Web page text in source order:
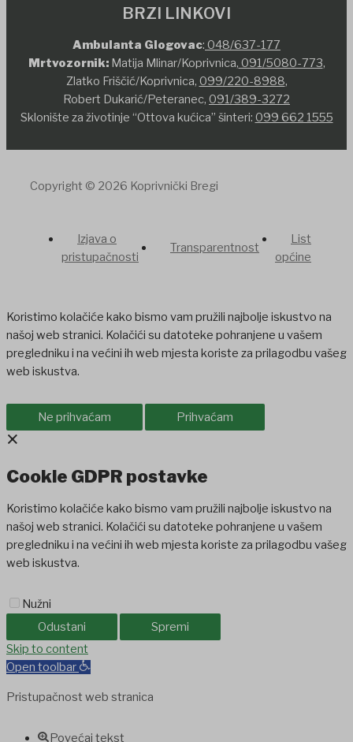
BRZI LINKOVI
Ambulanta Glogovac: 048/637-177
Mrtvozornik:Matija Mlinar/Koprivnica, 091/5080-773,
Zlatko Friščić/Koprivnica, 099/220-8988,
Robert Dukarić/Peteranec, 091/389-3272
Sklonište za životinje “Ottova kućica” šinteri: 099 662 1555
Copyright © 2026 Koprivnički Bregi
Izjava o
pristupačnosti
Transparentnost
List
općine
Koristimo kolačiće kako bismo vam pružili najbolje iskustvo na
našoj web stranici. Kolačići su datoteke pohranjene u vašem
pregledniku i na većini ih web mjesta koriste za prilagodbu vašeg
web iskustva.
Ne prihvaćam Prihvaćam
×
Cookie GDPR postavke
Koristimo kolačiće kako bismo vam pružili najbolje iskustvo na
našoj web stranici. Kolačići su datoteke pohranjene u vašem
pregledniku i na većini ih web mjesta koriste za prilagodbu vašeg
web iskustva.
Nužni
Odustani
Spremi
holiganbetHoliganbet
Skip to content
Open toolbar
Pristupačnost web stranica
Povećaj tekst